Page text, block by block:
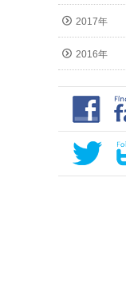
2017年
2016年